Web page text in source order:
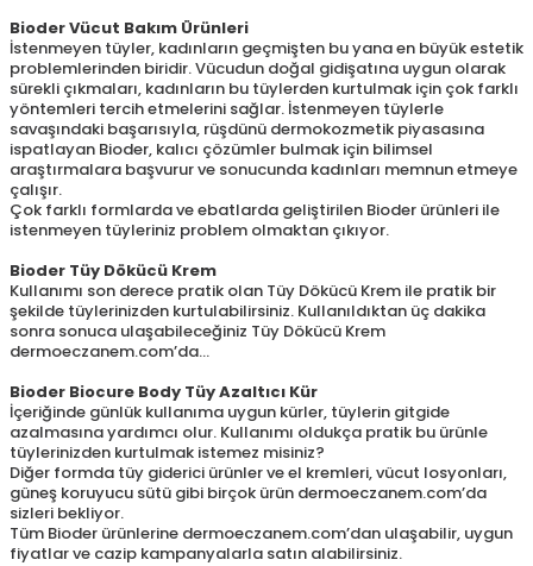
Bioder Vücut Bakım Ürünleri
İstenmeyen tüyler, kadınların geçmişten bu yana en büyük estetik
problemlerinden biridir. Vücudun doğal gidişatına uygun olarak
sürekli çıkmaları, kadınların bu tüylerden kurtulmak için çok farklı
yöntemleri tercih etmelerini sağlar. İstenmeyen tüylerle
savaşındaki başarısıyla, rüşdünü dermokozmetik piyasasına
ispatlayan Bioder, kalıcı çözümler bulmak için bilimsel
araştırmalara başvurur ve sonucunda kadınları memnun etmeye
çalışır.
Çok farklı formlarda ve ebatlarda geliştirilen Bioder ürünleri ile
istenmeyen tüyleriniz problem olmaktan çıkıyor.
Bioder Tüy Dökücü Krem
Kullanımı son derece pratik olan Tüy Dökücü Krem ile pratik bir
şekilde tüylerinizden kurtulabilirsiniz. Kullanıldıktan üç dakika
sonra sonuca ulaşabileceğiniz Tüy Dökücü Krem
dermoeczanem.com’da…
Bioder Biocure Body Tüy Azaltıcı Kür
İçeriğinde günlük kullanıma uygun kürler, tüylerin gitgide
azalmasına yardımcı olur. Kullanımı oldukça pratik bu ürünle
tüylerinizden kurtulmak istemez misiniz?
Diğer formda tüy giderici ürünler ve el kremleri, vücut losyonları,
güneş koruyucu sütü gibi birçok ürün dermoeczanem.com’da
sizleri bekliyor.
Tüm Bioder ürünlerine dermoeczanem.com’dan ulaşabilir, uygun
fiyatlar ve cazip kampanyalarla satın alabilirsiniz.